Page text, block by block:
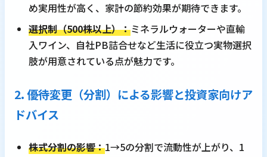
め実用性が高く、家計の節約効果が期待できます。
選択制（500株以上）：ミネラルウォーターや直輸
入ワイン、自社PB詰合せなど生活に役立つ実物選択
肢が用意されている点が魅力です。
2. 優待変更（分割）による影響と投資家向けア
ドバイス
株式分割の影響：1→5の分割で流動性が上がり、1